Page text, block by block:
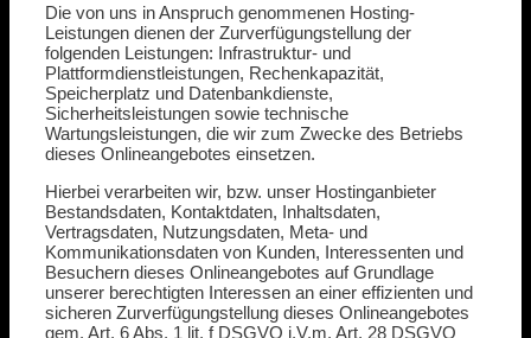
Die von uns in Anspruch genommenen Hosting-
Leistungen dienen der Zurverfügungstellung der
folgenden Leistungen: Infrastruktur- und
Plattformdienstleistungen, Rechenkapazität,
Speicherplatz und Datenbankdienste,
Sicherheitsleistungen sowie technische
Wartungsleistungen, die wir zum Zwecke des Betriebs
dieses Onlineangebotes einsetzen.
Hierbei verarbeiten wir, bzw. unser Hostinganbieter
Bestandsdaten, Kontaktdaten, Inhaltsdaten,
Vertragsdaten, Nutzungsdaten, Meta- und
Kommunikationsdaten von Kunden, Interessenten und
Besuchern dieses Onlineangebotes auf Grundlage
unserer berechtigten Interessen an einer effizienten und
sicheren Zurverfügungstellung dieses Onlineangebotes
gem. Art. 6 Abs. 1 lit. f DSGVO i.V.m. Art. 28 DSGVO